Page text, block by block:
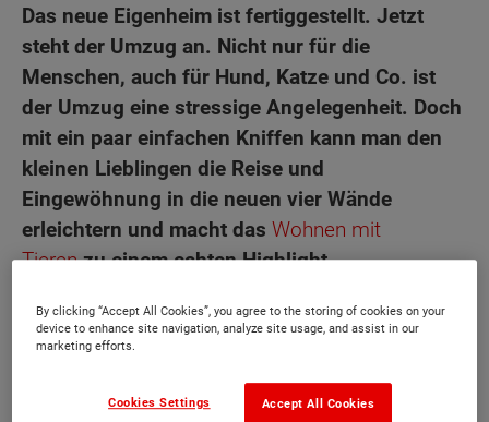
Das neue Eigenheim ist fertiggestellt. Jetzt
steht der Umzug an. Nicht nur für die
Menschen, auch für Hund, Katze und Co. ist
der Umzug eine stressige Angelegenheit. Doch
mit ein paar einfachen Kniffen kann man den
kleinen Lieblingen die Reise und
Eingewöhnung in die neuen vier Wände
erleichtern und macht das Wohnen mit
Tierenzu einem echten Highlight.
By clicking “Accept All Cookies”, you agree to the storing of cookies on your
device to enhance site navigation, analyze site usage, and assist in our
marketing efforts.
Accept All Cookies
Cookies Settings